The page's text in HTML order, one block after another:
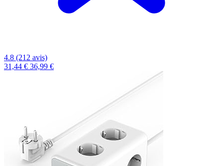
4.8 (212 avis)
31,44 € 36,99 €